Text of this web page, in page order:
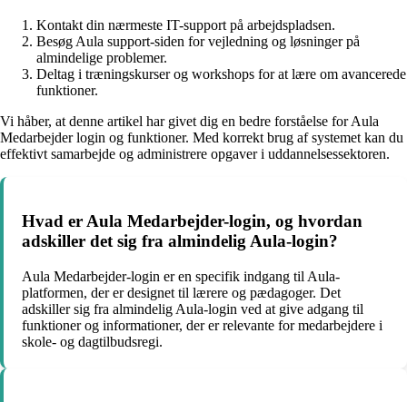
Kontakt din nærmeste IT-support på arbejdspladsen.
Besøg Aula support-siden for vejledning og løsninger på
almindelige problemer.
Deltag i træningskurser og workshops for at lære om avancerede
funktioner.
Vi håber, at denne artikel har givet dig en bedre forståelse for Aula
Medarbejder login og funktioner. Med korrekt brug af systemet kan du
effektivt samarbejde og administrere opgaver i uddannelsessektoren.
Hvad er Aula Medarbejder-login, og hvordan
adskiller det sig fra almindelig Aula-login?
Aula Medarbejder-login er en specifik indgang til Aula-
platformen, der er designet til lærere og pædagoger. Det
adskiller sig fra almindelig Aula-login ved at give adgang til
funktioner og informationer, der er relevante for medarbejdere i
skole- og dagtilbudsregi.